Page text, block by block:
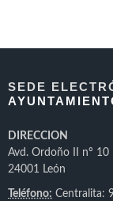
SEDE
DIRECCION
Avd. Ordoño II nº 10
24001 León
Teléfono: Centralita: